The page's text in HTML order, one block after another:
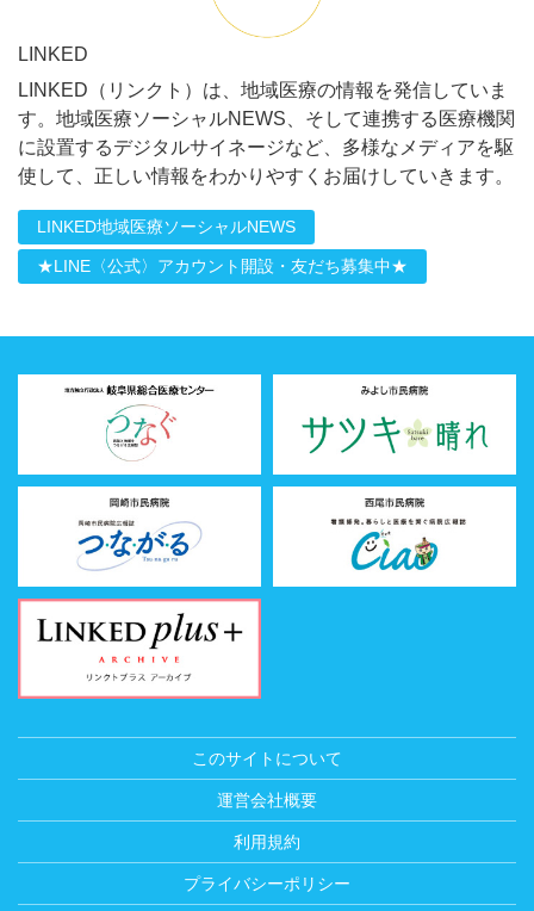
LINKED
LINKED（リンクト）は、地域医療の情報を発信していま
す。地域医療ソーシャルNEWS、そして連携する医療機関
に設置するデジタルサイネージなど、多様なメディアを駆
使して、正しい情報をわかりやすくお届けしていきます。
LINKED地域医療ソーシャルNEWS
★LINE〈公式〉アカウント開設・友だち募集中★
このサイトについて
運営会社概要
利用規約
プライバシーポリシー